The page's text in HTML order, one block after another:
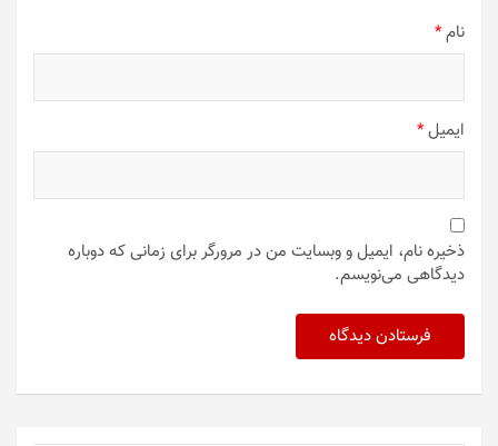
نشانی ایمیل شما منتشر نخواهد شد.
علامت‌گذاری شده‌اند